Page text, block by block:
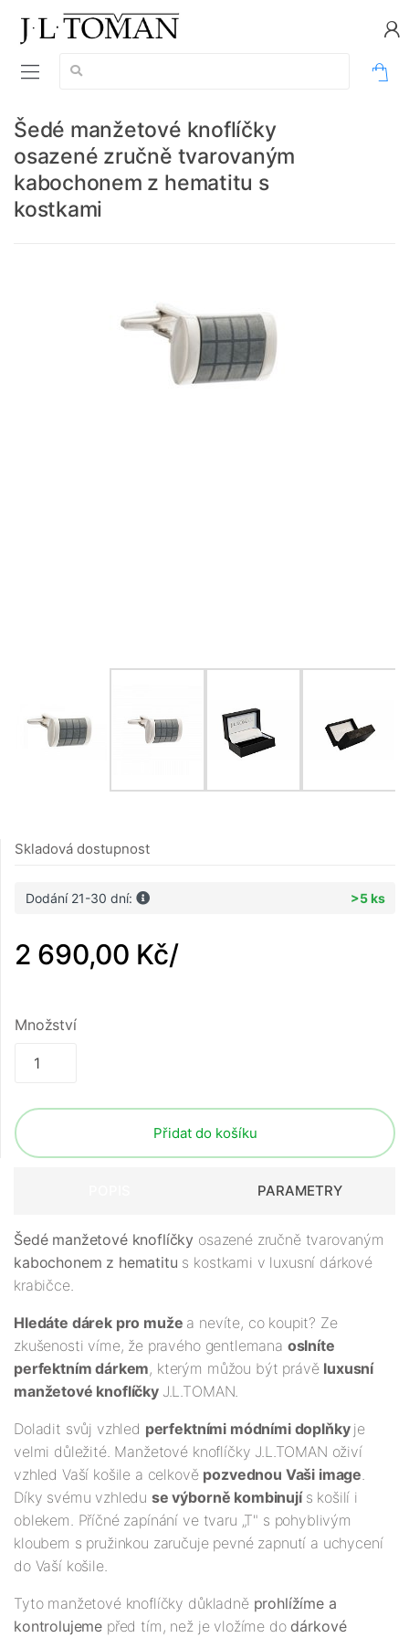
Vyhledávání:
Šedé manžetové knoflíčky
osazené zručně tvarovaným
kabochonem z hematitu s
kostkami
Skladová dostupnost
Dodání 21-30 dní: >5 ks
2 690,00 Kč/
Množství
Přidat do košíku
PARAMETRY
Šedé manžetové knoflíčky osazené zručně tvarovaným
kabochonem z hematitu s kostkami v luxusní dárkové
krabičce.
Hledáte dárek pro muže a nevíte, co koupit? Ze
zkušenosti víme, že pravého gentlemana oslníte
perfektním dárkem, kterým můžou být právě luxusní
manžetové knoflíčky J.L.TOMAN.
Doladit svůj vzhled perfektními módními doplňky je
velmi důležité. Manžetové knoflíčky J.L.TOMAN oživí
vzhled Vaší košile a celkově pozvednou Vaši image.
Díky svému vzhledu se výborně kombinují s košilí i
oblekem. Příčné zapínání ve tvaru „T" s pohyblivým
kloubem s pružinkou zaručuje pevné zapnutí a uchycení
do Vaší košile.
Tyto manžetové knoflíčky důkladně prohlížíme a
kontrolujeme před tím, než je vložíme do dárkové